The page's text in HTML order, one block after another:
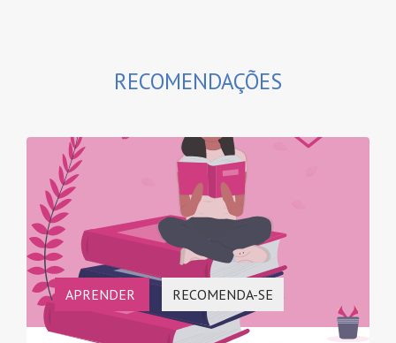
RECOMENDAÇÕES
APRENDER RECOMENDA-SE